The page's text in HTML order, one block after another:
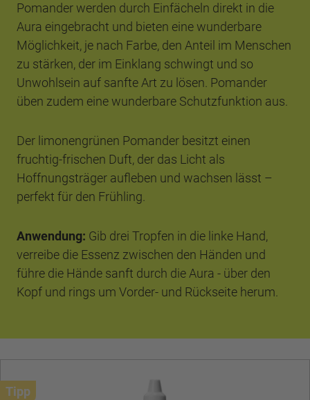
Pomander werden durch Einfächeln direkt in die
Aura eingebracht und bieten eine wunderbare
Möglichkeit, je nach Farbe, den Anteil im Menschen
zu stärken, der im Einklang schwingt und so
Unwohlsein auf sanfte Art zu lösen. Pomander
üben zudem eine wunderbare Schutzfunktion aus.
Der limonengrünen Pomander besitzt einen
fruchtig-frischen Duft, der das Licht als
Hoffnungsträger aufleben und wachsen lässt –
perfekt für den Frühling.
Anwendung: Gib drei Tropfen in die linke Hand,
verreibe die Essenz zwischen den Händen und
führe die Hände sanft durch die Aura - über den
Kopf und rings um Vorder- und Rückseite herum.
Tipp